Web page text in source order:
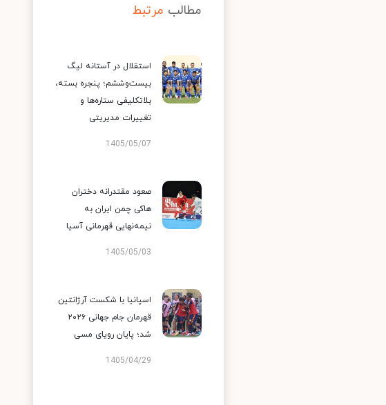
مطالب مرتبط
استقلال در آستانه لیگ
بیست‌وششم؛ پنجره بسته،
بلاتکلیفی ستاره‌ها و
تغییرات مدیریتی
1405/05/07
صعود مقتدرانه دختران
هاکی چمن ایران به
نیمه‌نهایی قهرمانی آسیا
1405/05/03
اسپانیا با شکست آرژانتین
قهرمان جام جهانی ۲۰۲۶
شد؛ پایان رویای مسی
1405/04/29